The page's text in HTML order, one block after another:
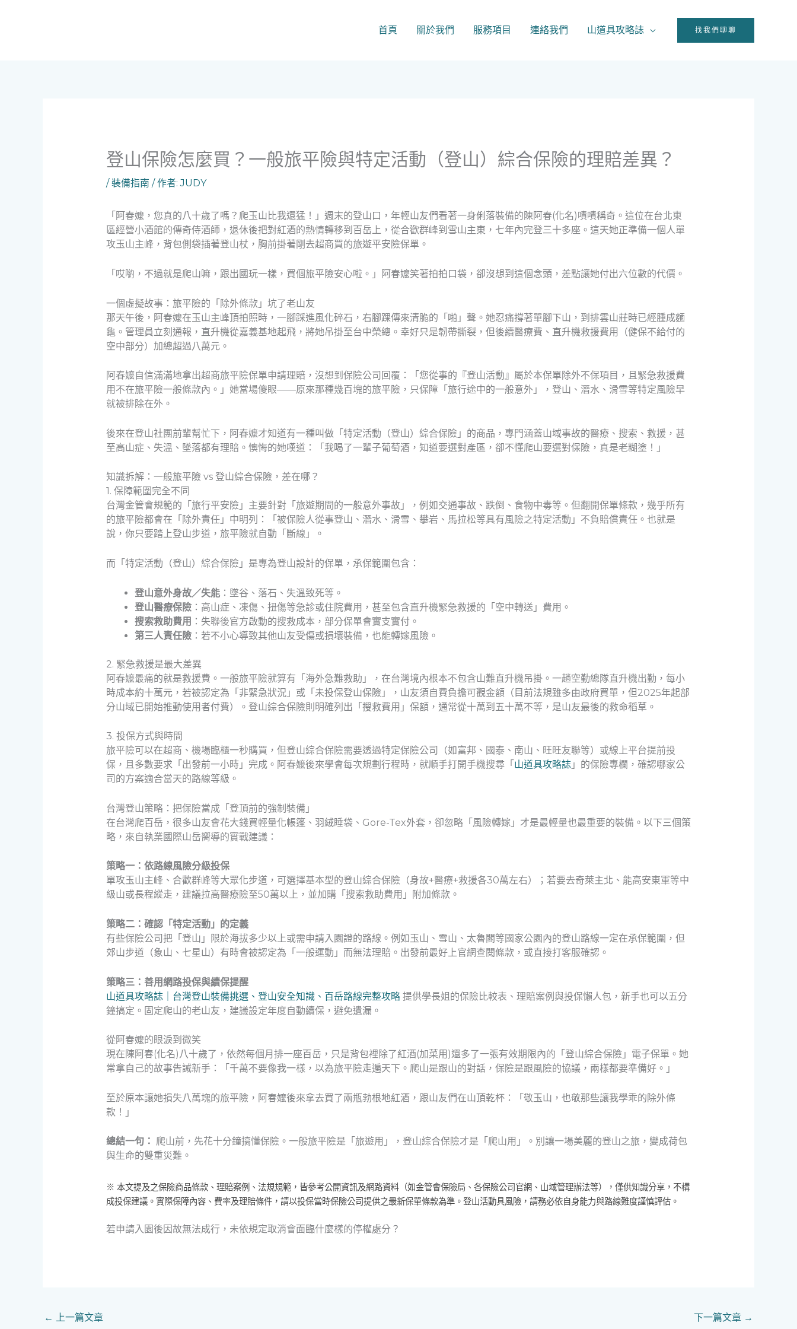
首頁 關於我們 服務項目 連絡我們 山道具攻略誌 找我們聊聊
登山保險怎麼買？一般旅平險與特定活動（登山）綜合保險的理賠差異？
/裝備指南 / 作者:JUDY
「阿春嬤，您真的八十歲了嗎？爬玉山比我還猛！」週末的登山口，年輕山友們看著一身俐落裝備的陳阿春(化名)嘖嘖稱奇。這位在台北東
區經營小酒館的傳奇侍酒師，退休後把對紅酒的熱情轉移到百岳上，從合歡群峰到雪山主東，七年內完登三十多座。這天她正準備一個人單
攻玉山主峰，背包側袋插著登山杖，胸前掛著剛去超商買的旅遊平安險保單。
「哎喲，不過就是爬山嘛，跟出國玩一樣，買個旅平險安心啦。」阿春嬤笑著拍拍口袋，卻沒想到這個念頭，差點讓她付出六位數的代價。
一個虛擬故事：旅平險的「除外條款」坑了老山友
那天午後，阿春嬤在玉山主峰頂拍照時，一腳踩進風化碎石，右腳踝傳來清脆的「啪」聲。她忍痛撐著單腳下山，到排雲山莊時已經腫成麵
龜。管理員立刻通報，直升機從嘉義基地起飛，將她吊掛至台中榮總。幸好只是韌帶撕裂，但後續醫療費、直升機救援費用（健保不給付的
空中部分）加總超過八萬元。
阿春嬤自信滿滿地拿出超商旅平險保單申請理賠，沒想到保險公司回覆：「您從事的『登山活動』屬於本保單除外不保項目，且緊急救援費
用不在旅平險一般條款內。」她當場傻眼——原來那種幾百塊的旅平險，只保障「旅行途中的一般意外」，登山、潛水、滑雪等特定風險早
就被排除在外。
後來在登山社團前輩幫忙下，阿春嬤才知道有一種叫做「特定活動（登山）綜合保險」的商品，專門涵蓋山域事故的醫療、搜索、救援，甚
至高山症、失溫、墜落都有理賠。懊悔的她嘆道：「我喝了一輩子葡萄酒，知道要選對產區，卻不懂爬山要選對保險，真是老糊塗！」
知識拆解：一般旅平險 vs 登山綜合保險，差在哪？
1. 保障範圍完全不同
台灣金管會規範的「旅行平安險」主要針對「旅遊期間的一般意外事故」，例如交通事故、跌倒、食物中毒等。但翻開保單條款，幾乎所有
的旅平險都會在「除外責任」中明列：「被保險人從事登山、潛水、滑雪、攀岩、馬拉松等具有風險之特定活動」不負賠償責任。也就是
說，你只要踏上登山步道，旅平險就自動「斷線」。
而「特定活動（登山）綜合保險」是專為登山設計的保單，承保範圍包含：
登山意外身故／失能：墜谷、落石、失溫致死等。
登山醫療保險：高山症、凍傷、扭傷等急診或住院費用，甚至包含直升機緊急救援的「空中轉送」費用。
搜索救助費用 ：失聯後官方啟動的搜救成本，部分保單會實支實付。
第三人責任險：若不小心導致其他山友受傷或損壞裝備，也能轉嫁風險。
2. 緊急救援是最大差異
阿春嬤最痛的就是救援費。一般旅平險就算有「海外急難救助」，在台灣境內根本不包含山難直升機吊掛。一趟空勤總隊直升機出勤，每小
時成本約十萬元，若被認定為「非緊急狀況」或「未投保登山保險」，山友須自費負擔可觀金額（目前法規雖多由政府買單，但2025年起部
分山域已開始推動使用者付費）。登山綜合保險則明確列出「搜救費用」保額，通常從十萬到五十萬不等，是山友最後的救命稻草。
3. 投保方式與時間
旅平險可以在超商、機場臨櫃一秒購買，但登山綜合保險需要透過特定保險公司（如富邦、國泰、南山、旺旺友聯等）或線上平台提前投
保，且多數要求「出發前一小時」完成。阿春嬤後來學會每次規劃行程時，就順手打開手機搜尋「 山道具攻略誌」的保險專欄，確認哪家公
司的方案適合當天的路線等級。
台灣登山策略：把保險當成「登頂前的強制裝備」
在台灣爬百岳，很多山友會花大錢買輕量化帳篷、羽絨睡袋、Gore-Tex外套，卻忽略「風險轉嫁」才是最輕量也最重要的裝備。以下三個策
略，來自執業國際山岳嚮導的實戰建議：
策略一：依路線風險分級投保
單攻玉山主峰、合歡群峰等大眾化步道，可選擇基本型的登山綜合保險（身故+醫療+救援各30萬左右）；若要去奇萊主北、能高安東軍等中
級山或長程縱走，建議拉高醫療險至50萬以上，並加購「搜索救助費用」附加條款。
策略二：確認「特定活動」的定義
有些保險公司把「登山」限於海拔多少以上或需申請入園證的路線。例如玉山、雪山、太魯閣等國家公園內的登山路線一定在承保範圍，但
郊山步道（象山、七星山）有時會被認定為「一般運動」而無法理賠。出發前最好上官網查閱條款，或直接打客服確認。
策略三：善用網路投保與續保提醒
山道具攻略誌｜台灣登山裝備挑選、登山安全知識、百岳路線完整攻略提供學長姐的保險比較表、理賠案例與投保懶人包，新手也可以五分
鐘搞定。固定爬山的老山友，建議設定年度自動續保，避免遺漏。
從阿春嬤的眼淚到微笑
現在陳阿春(化名)八十歲了，依然每個月排一座百岳，只是背包裡除了紅酒(加菜用)還多了一張有效期限內的「登山綜合保險」電子保單。她
常拿自己的故事告誡新手：「千萬不要像我一樣，以為旅平險走遍天下。爬山是跟山的對話，保險是跟風險的協議，兩樣都要準備好。」
至於原本讓她損失八萬塊的旅平險，阿春嬤後來拿去買了兩瓶勃根地紅酒，跟山友們在山頂乾杯：「敬玉山，也敬那些讓我學乖的除外條
款！」
總結一句： 爬山前，先花十分鐘搞懂保險。一般旅平險是「旅遊用」，登山綜合保險才是「爬山用」。別讓一場美麗的登山之旅，變成荷包
與生命的雙重災難。
※ 本文提及之保險商品條款、理賠案例、法規規範，皆參考公開資訊及網路資料（如金管會保險局、各保險公司官網、山域管理辦法等），僅供知識分享，不構
成投保建議。實際保障內容、費率及理賠條件，請以投保當時保險公司提供之最新保單條款為準。登山活動具風險，請務必依自身能力與路線難度謹慎評估。
若申請入園後因故無法成行，未依規定取消會面臨什麼樣的停權處分？
← 上一篇文章 下一篇文章 →